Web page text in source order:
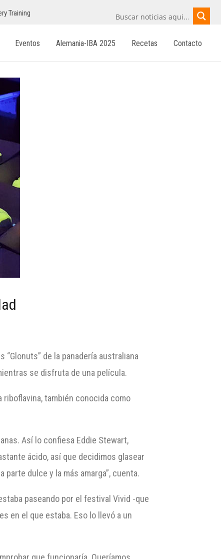
Training
Eventos Alemania-IBA 2025 Recetas Contacto
de la panadería australiana
se disfruta de una película.
riboflavina, también conocida como
Así lo confiesa Eddie Stewart,
ácido, así que decidimos glasear
dulce y la más amarga”, cuenta.
paseando por el festival Vivid -que
en el que estaba. Eso lo llevó a un